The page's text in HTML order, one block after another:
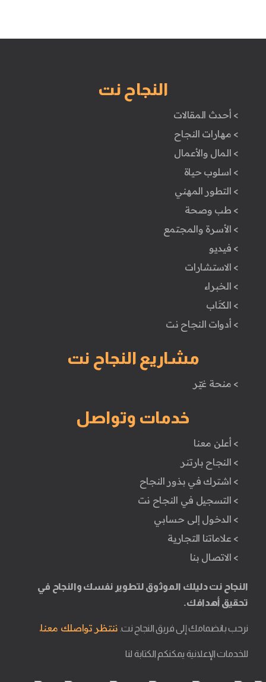
النجاح نت
> أحدث المقالات
> مهارات النجاح
> المال والأعمال
> اسلوب حياة
> التطور المهني
> طب وصحة
> الأسرة والمجتمع
> فيديو
> الاستشارات
> الخبراء
> الكتَاب
> أدوات النجاح نت
مشاريع النجاح نت
> منحة غيّر
خدمات وتواصل
> أعلن معنا
> النجاح بارتنر
> اشترك في بذور النجاح
> التسجيل في النجاح نت
> الدخول إلى حسابي
> علاماتنا التجارية
> الاتصال بنا
النجاح نت دليلك الموثوق لتطوير نفسك والنجاح في
تحقيق أهدافك.
نرحب بانضمامك إلى فريق النجاح نت. ننتظر تواصلك معنا.
للخدمات الإعلانية يمكنكم الكتابة لنا